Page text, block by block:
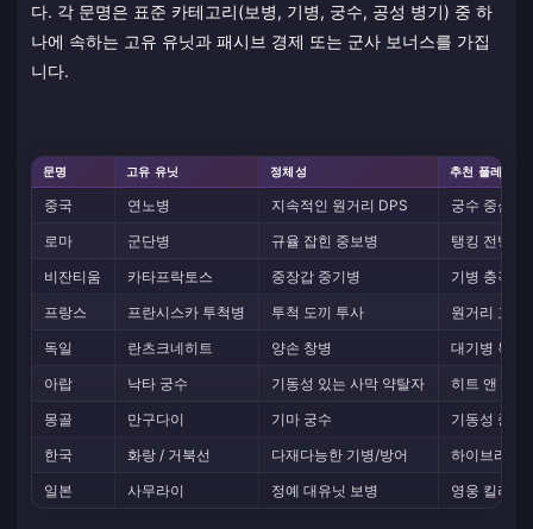
다. 각 문명은 표준 카테고리(보병, 기병, 궁수, 공성 병기) 중 하
나에 속하는 고유 유닛과 패시브 경제 또는 군사 보너스를 가집
니다.
문명 고유 유닛 정체성 추천 플레이
중국 연노병 지속적인 원거리 DPS
궁수 중심
로마
군단병 규율 잡힌 중보병
탱킹 전방
비잔티움
카타프락토스 중장갑 중기병
기병 충격
프랑스
프란시스카 투척병 투척 도끼 투사
원거리 교란
독일
란츠크네히트 양손 창병
대기병 특화
아랍
낙타 궁수 기동성 있는 사막 약탈자
히트 앤 런,
몽골
만구다이 기마 궁수
기동성 중심
한국
화랑 / 거북선 다재다능한 기병/방어
하이브리드
일본
사무라이 정예 대유닛 보병 영웅 킬러